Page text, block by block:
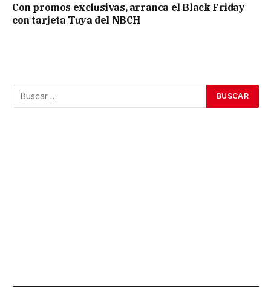
Con promos exclusivas, arranca el Black Friday
con tarjeta Tuya del NBCH